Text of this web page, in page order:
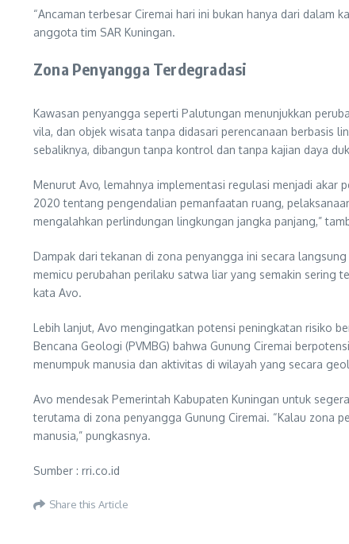
“Ancaman terbesar Ciremai hari ini bukan hanya dari dalam
anggota tim SAR Kuningan.
Zona Penyangga Terdegradasi
Kawasan penyangga seperti Palutungan menunjukkan
vila, dan objek wisata tanpa didasari perencanaan berbasis
sebaliknya, dibangun tanpa kontrol dan tanpa kajian daya
Menurut Avo, lemahnya implementasi regulasi menjadi akar
2020 tentang pengendalian pemanfaatan ruang,
mengalahkan perlindungan lingkungan jangka panjang,”
Dampak dari tekanan di zona penyangga ini secara
memicu perubahan perilaku satwa liar yang semakin sering
kata Avo.
Lebih lanjut, Avo mengingatkan potensi peningkatan risiko
Bencana Geologi (PVMBG) bahwa Gunung Ciremai
menumpuk manusia dan aktivitas di wilayah yang secara
Avo mendesak Pemerintah Kabupaten Kuningan untuk
terutama di zona penyangga Gunung Ciremai. “Kalau zona
manusia,” pungkasnya.
Sumber : rri.co.id
Share this Article